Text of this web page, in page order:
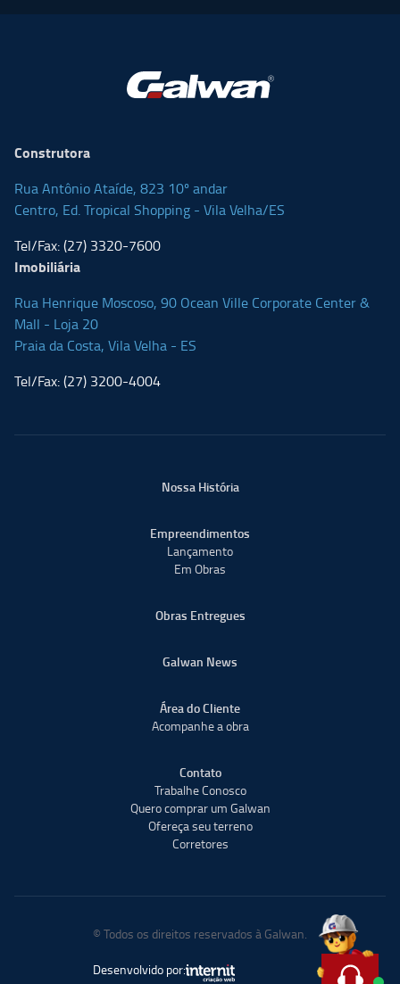
Construtora
Rua Antônio Ataíde, 823 10º andar
Centro, Ed. Tropical Shopping - Vila Velha/ES
Tel/Fax:(27) 3320-7600
Imobiliária
Rua Henrique Moscoso, 90 Ocean Ville Corporate Center &
Mall - Loja 20
Praia da Costa, Vila Velha - ES
Tel/Fax:(27) 3200-4004
Nossa História
Empreendimentos
Lançamento
Em Obras
Obras Entregues
Galwan News
Área do Cliente
Acompanhe a obra
Contato
Trabalhe Conosco
Quero comprar um Galwan
Ofereça seu terreno
Corretores
© Todos os direitos reservados à Galwan.
Desenvolvido por: